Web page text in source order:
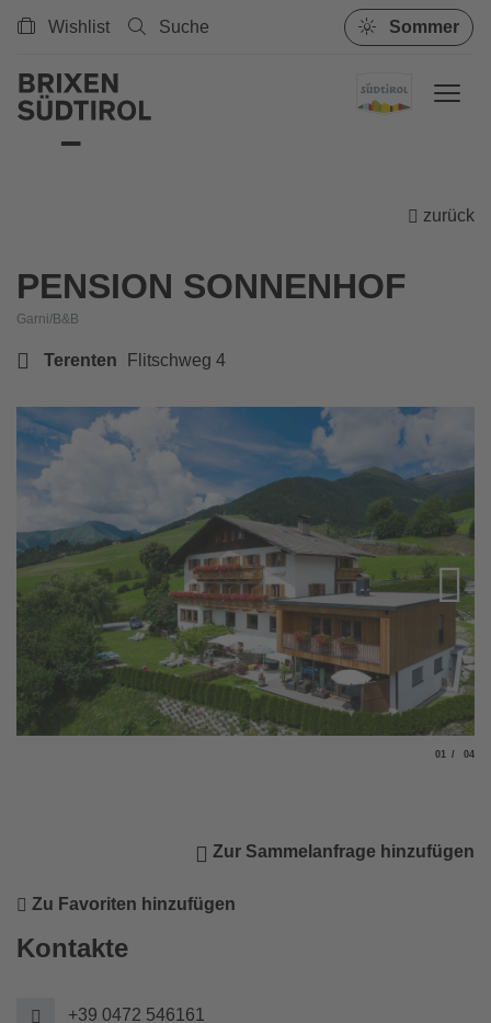
Wishlist Suche Sommer
zurück
PENSION SONNENHOF
Garni/B&B
Terenten Flitschweg 4
Slide
01 von
04
Zur Sammelanfrage hinzufügen
Zu Favoriten hinzufügen
Kontakte
+39 0472 546161